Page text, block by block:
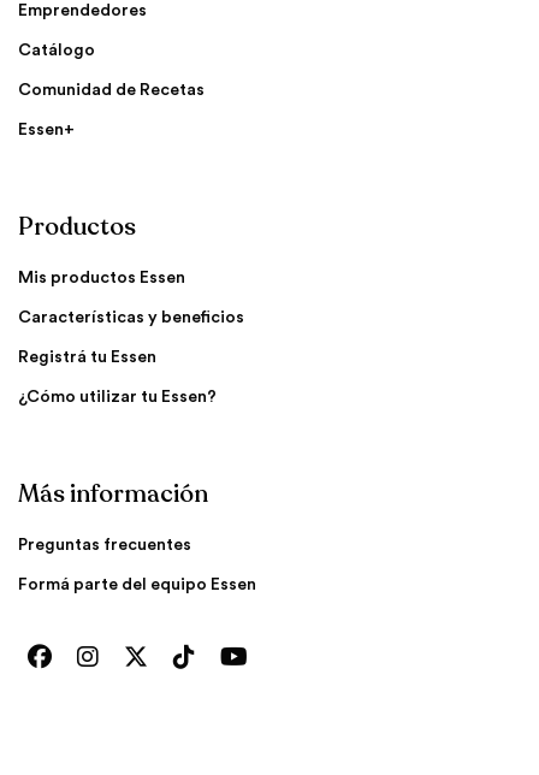
Emprendedores
Catálogo
Comunidad de Recetas
Essen+
Productos
Mis productos Essen
Características y beneficios
Registrá tu Essen
¿Cómo utilizar tu Essen?
Más información
Preguntas frecuentes
Formá parte del equipo Essen